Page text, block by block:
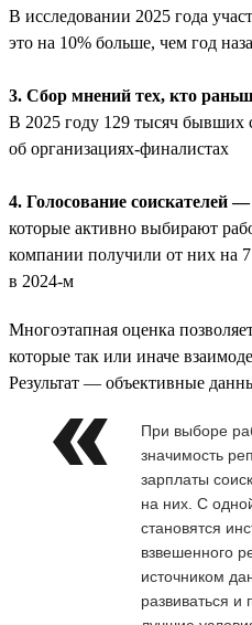
В исследовании 2025 года
это на 10% больше, чем год
3. Сбор мнений тех, кто
В 2025 году 129 тысяч бывших
об организациях-финалистах
4. Голосование соискателей
которые активно выбирают
компании получили от них на
в 2024-м
Многоэтапная оценка
которые так или иначе
Результат — объективные
При выборе
значимость
зарплаты
на них. С
становятся
взвешенного
источником
развиваться и